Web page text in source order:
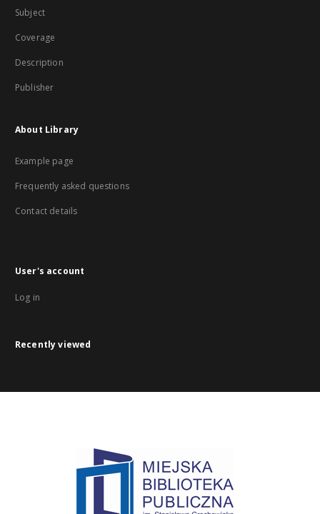
Subject
Coverage
Description
Publisher
About Library
Example page
Frequently asked questions
Contact details
User's account
Log in
Recently viewed